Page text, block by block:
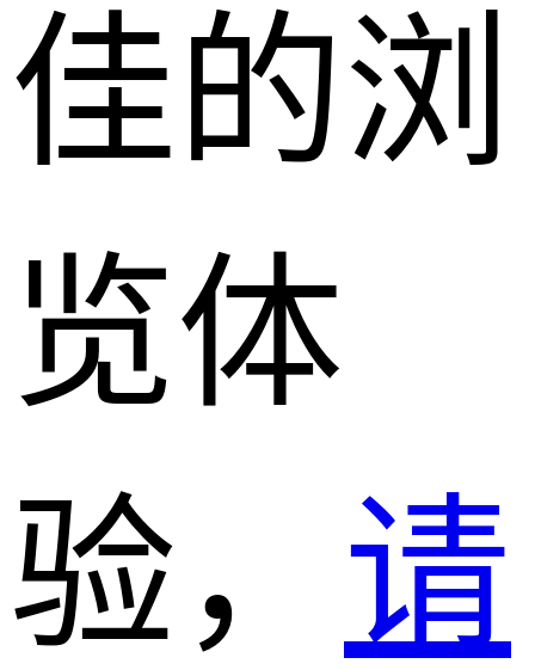
佳的浏
览体
验， 请